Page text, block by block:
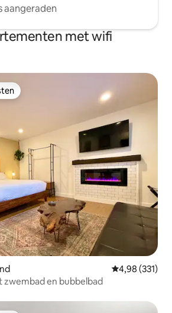
aangeraden
met wifi
Gemiddelde
4,98 (331)
zwembad en bubbelbad